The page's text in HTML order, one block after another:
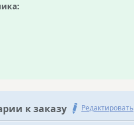
к заказу Редактировать